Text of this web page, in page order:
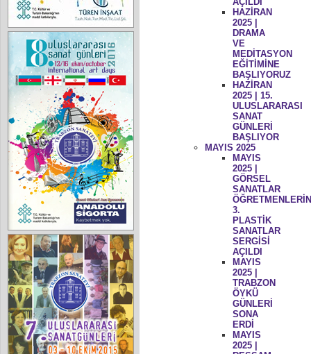
HAZİRAN
2025 |
DRAMA
VE
MEDİTASYON
EĞİTİMİNE
BAŞLIYORUZ
HAZİRAN
2025 | 15.
ULUSLARARASI
SANAT
GÜNLERİ
BAŞLIYOR
MAYIS 2025
MAYIS
2025 |
GÖRSEL
SANATLAR
3.
PLASTİK
SANATLAR
SERGİSİ
AÇILDI
MAYIS
2025 |
TRABZON
ÖYKÜ
GÜNLERİ
SONA
ERDİ
MAYIS
2025 |